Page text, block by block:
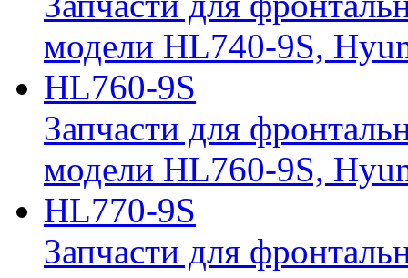
модели HL740-9S,
HL760-9S
Запчасти для
модели HL760-9S,
HL770-9S
Запчасти для